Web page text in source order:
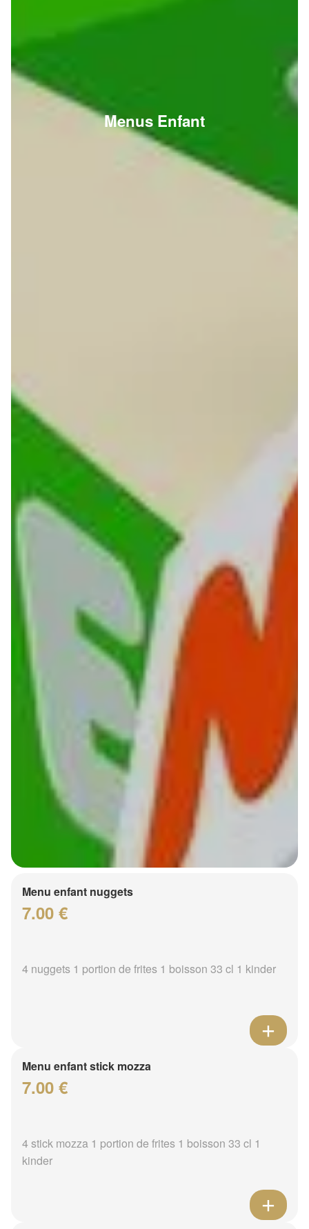
Menus Enfant
Menu enfant nuggets
7.00 €
4 nuggets 1 portion de frites 1 boisson 33 cl 1 kinder
Menu enfant stick mozza
7.00 €
4 stick mozza 1 portion de frites 1 boisson 33 cl 1
kinder